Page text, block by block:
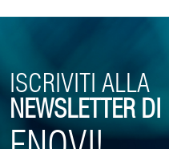
ISCRIVITI ALLA
NEWSLETTER DI